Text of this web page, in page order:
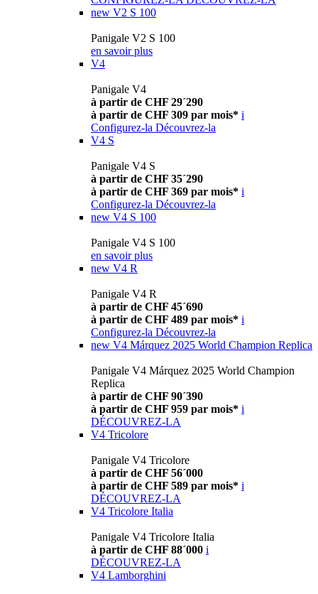
new V2 S 100
Panigale V2 S 100
en savoir plus
V4
Panigale V4
à partir de CHF 29´290
à partir de CHF 309 par mois* i
Configurez-la Découvrez-la
V4 S
Panigale V4 S
à partir de CHF 35´290
à partir de CHF 369 par mois* i
Configurez-la Découvrez-la
new V4 S 100
Panigale V4 S 100
en savoir plus
new V4 R
Panigale V4 R
à partir de CHF 45´690
à partir de CHF 489 par mois* i
Configurez-la Découvrez-la
new V4 Márquez 2025 World Champion Replica
Panigale V4 Márquez 2025 World Champion
Replica
à partir de CHF 90´390
à partir de CHF 959 par mois* i
DÉCOUVREZ-LA
V4 Tricolore
Panigale V4 Tricolore
à partir de CHF 56´000
à partir de CHF 589 par mois* i
DÉCOUVREZ-LA
V4 Tricolore Italia
Panigale V4 Tricolore Italia
à partir de CHF 88´000 i
DÉCOUVREZ-LA
V4 Lamborghini